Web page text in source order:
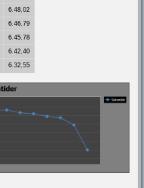
6.48,02
6.46,79
6.45,78
6.42,40
6.32,55